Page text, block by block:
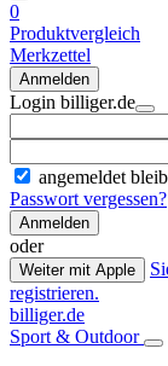
0
Produktvergleich
Merkzettel
Anmelden
Login billiger.de
angemeldet
Passwort vergessen?
Anmelden
oder
Weiter mit Apple
registrieren.
billiger.de
Sport & Outdoor